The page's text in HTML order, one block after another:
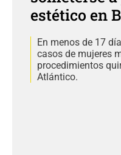
estético en
En menos de 17
casos de mujeres
procedimientos
Atlántico.